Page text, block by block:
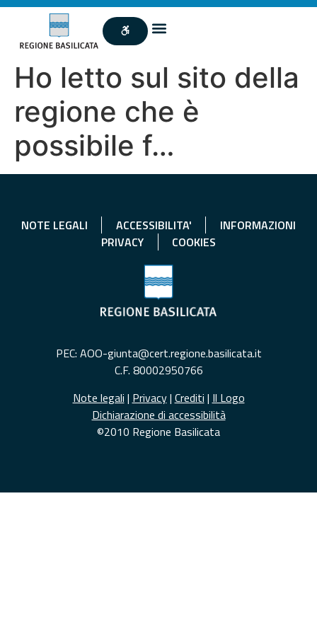
Ho letto sul sito della
regione che è
possibile f…
NOTE LEGALI ACCESSIBILITA'
INFORMAZIONI
PRIVACY
COOKIES
PEC: AOO-giunta@cert.regione.basilicata.it
C.F. 80002950766
Note legali | Privacy| Crediti | Il Logo
Dichiarazione di accessibilità
©2010 Regione Basilicata